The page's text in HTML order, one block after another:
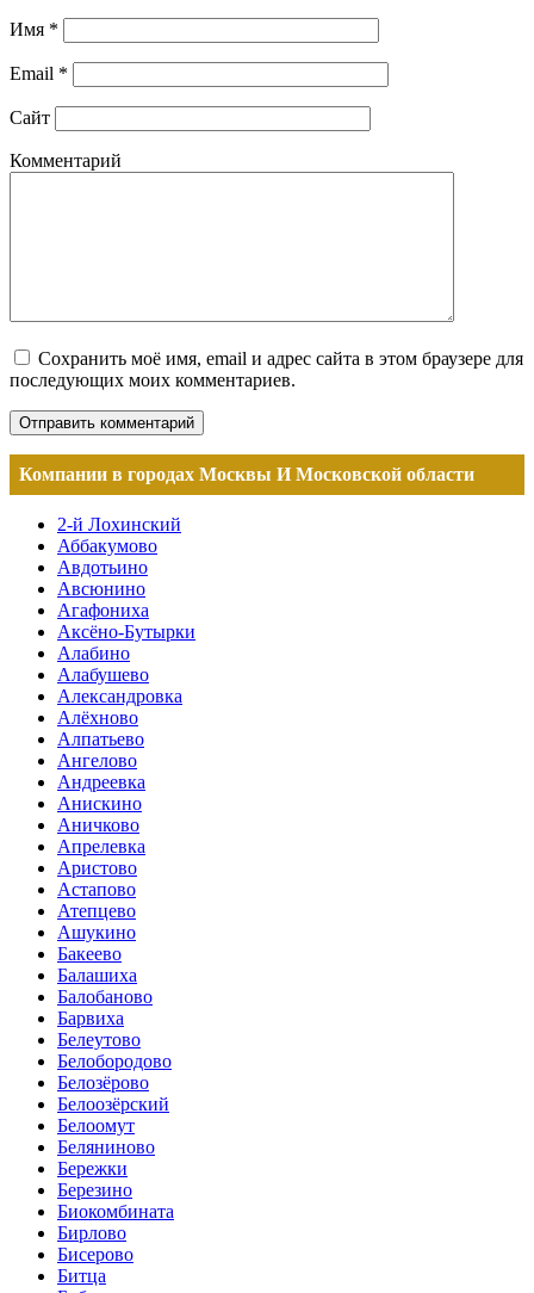
Имя *
Email *
Сайт
Комментарий
Сохранить моё имя, email и адрес сайта в этом браузере для
последующих моих комментариев.
Компании в городах Москвы И Московской области
2-й Лохинский
Аббакумово
Авдотьино
Авсюнино
Агафониха
Аксёно-Бутырки
Алабино
Алабушево
Александровка
Алёхново
Алпатьево
Ангелово
Андреевка
Анискино
Аничково
Апрелевка
Аристово
Астапово
Атепцево
Ашукино
Бакеево
Балашиха
Балобаново
Барвиха
Белеутово
Белобородово
Белозёрово
Белоозёрский
Белоомут
Беляниново
Бережки
Березино
Биокомбината
Бирлово
Бисерово
Битца